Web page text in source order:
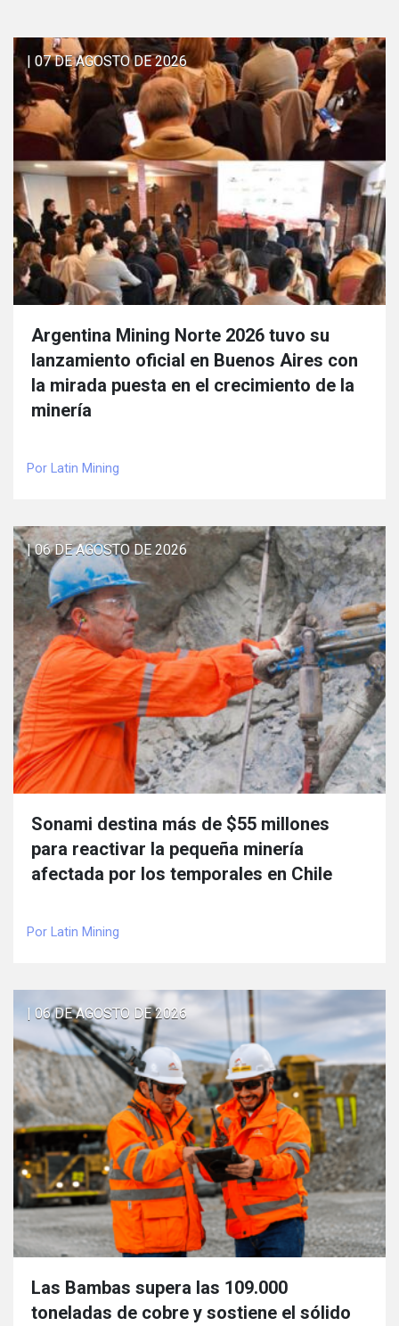
| 07 DE AGOSTO DE 2026
Argentina Mining Norte 2026 tuvo su
lanzamiento oficial en Buenos Aires con
la mirada puesta en el crecimiento de la
minería
Por Latin Mining
| 06 DE AGOSTO DE 2026
Sonami destina más de $55 millones
para reactivar la pequeña minería
afectada por los temporales en Chile
Por Latin Mining
| 06 DE AGOSTO DE 2026
Las Bambas supera las 109.000
toneladas de cobre y sostiene el sólido